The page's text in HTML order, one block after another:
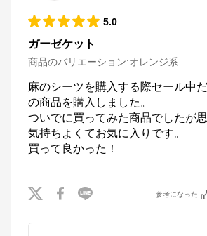
5.0
ガーゼケット
商品のバリエーション:オレンジ系
麻のシーツを購入する際セール中
の商品を購入しました。
ついでに買ってみた商品でしたが
気持ちよくてお気に入りです。
買って良かった！
参考になった